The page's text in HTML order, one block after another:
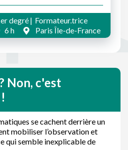
degré
Formateur.trice
6 h Paris Île-de-France
Non, c'est
se cachent derrière un
mobiliser l’observation et
qui semble inexplicable de